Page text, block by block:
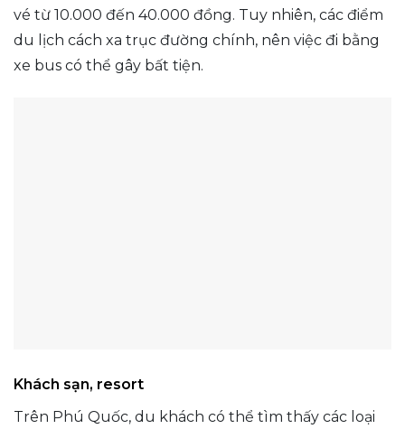
vé từ 10.000 đến 40.000 đồng. Tuy nhiên, các điểm
du lịch cách xa trục đường chính, nên việc đi bằng
xe bus có thể gây bất tiện.
Khách sạn, resort
Trên Phú Quốc, du khách có thể tìm thấy các loại